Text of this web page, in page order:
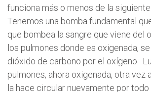
funciona más o menos de la
Tenemos una bomba fundamental
que bombea la sangre que viene del
los pulmones donde es oxigenada,
dióxido de carbono por el oxígeno.
pulmones, ahora oxigenada, otra vez
la hace circular nuevamente por